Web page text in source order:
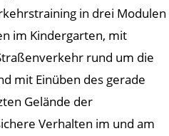
in drei Modulen
im Kindergarten, mit
rund um die
mit Einüben des gerade
Gelände der
Verhalten im und am